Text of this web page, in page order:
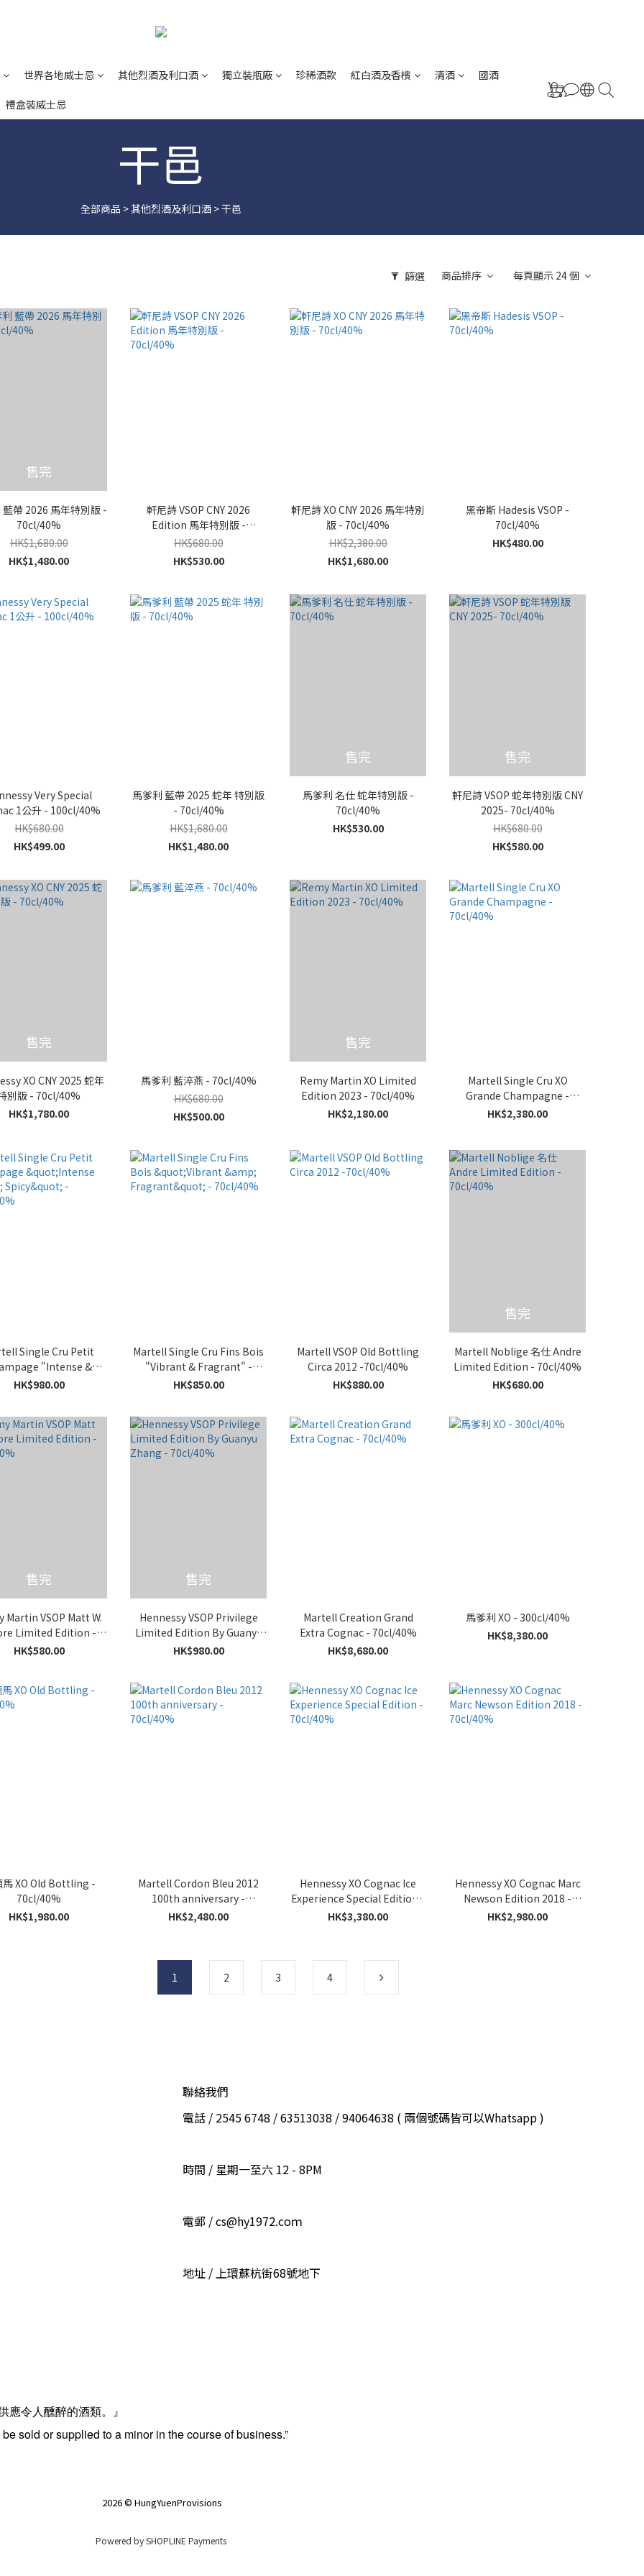
世界各地威士忌 其他烈酒及利口酒 獨立裝瓶廠 珍稀酒款 紅白酒及香檳 清酒 國酒
禮盒裝威士忌
干邑
全部商品 >其他烈酒及利口酒>干邑
篩選 商品排序 每頁顯示 24 個
售完
藍帶 2026 馬年特別版 -
70cl/40%
HK$1,680.00
HK$1,480.00
軒尼詩 VSOP CNY 2026
Edition 馬年特別版 -
70cl/40%
HK$680.00
HK$530.00
軒尼詩 XO CNY 2026 馬年特別
版 - 70cl/40%
HK$2,380.00
HK$1,680.00
黑帝斯 Hadesis VSOP -
70cl/40%
HK$480.00
Very Special
1公升 - 100cl/40%
HK$680.00
HK$499.00
馬爹利 藍帶 2025 蛇年 特別版
- 70cl/40%
HK$1,680.00
HK$1,480.00
售完
馬爹利 名仕 蛇年特別版 -
70cl/40%
HK$530.00
售完
軒尼詩 VSOP 蛇年特別版 CNY
2025- 70cl/40%
HK$680.00
HK$580.00
售完
XO CNY 2025 蛇年
別版 - 70cl/40%
HK$1,780.00
馬爹利 藍淬燕 - 70cl/40%
HK$680.00
HK$500.00
售完
Remy Martin XO Limited
Edition 2023 - 70cl/40%
HK$2,180.00
Martell Single Cru XO
Grande Champagne -
70cl/40%
HK$2,380.00
Single Cru Petit
"Intense &
- 70cl/40%
HK$980.00
Martell Single Cru Fins Bois
"Vibrant & Fragrant" -
70cl/40%
HK$850.00
Martell VSOP Old Bottling
Circa 2012 -70cl/40%
HK$880.00
售完
Martell Noblige 名仕 Andre
Limited Edition - 70cl/40%
HK$680.00
售完
Martin VSOP Matt W.
Limited Edition -
70cl/40%
HK$580.00
售完
Hennessy VSOP Privilege
Limited Edition By Guanyu
Zhang - 70cl/40%
HK$980.00
Martell Creation Grand
Extra Cognac - 70cl/40%
HK$8,680.00
馬爹利 XO - 300cl/40%
HK$8,380.00
馬 XO Old Bottling -
70cl/40%
HK$1,980.00
Martell Cordon Bleu 2012
100th anniversary -
70cl/40%
HK$2,480.00
Hennessy XO Cognac Ice
Experience Special Edition -
70cl/40%
HK$3,380.00
Hennessy XO Cognac Marc
Newson Edition 2018 -
70cl/40%
HK$2,980.00
1 2 3 4
聯絡我們
電話 / 2545 6748 / 63513038 / 94064638 ( 兩個號碼皆可以Whatsapp )
時間 / 星期一至六 12 - 8PM
電郵 / cs@hy1972.coｍ
地址 / 上環蘇杭街68號地下
令人醺醉的酒類。』
sold or supplied to a minor in the course of business.”
2026 © HungYuenProvisions
Powered bySHOPLINE Payments